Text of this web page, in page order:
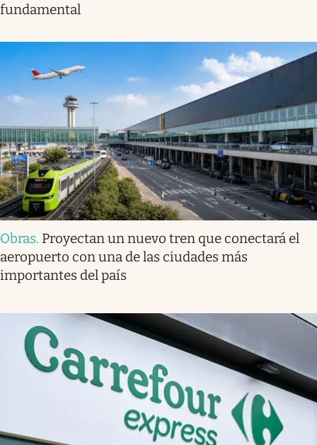
fundamental
Obras. Proyectan un nuevo tren que conectará el
aeropuerto con una de las ciudades más
importantes del país